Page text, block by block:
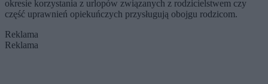
okresie korzystania z urlopów związanych z rodzicielstwem czy
część uprawnień opiekuńczych przysługują obojgu rodzicom.
Reklama
Reklama